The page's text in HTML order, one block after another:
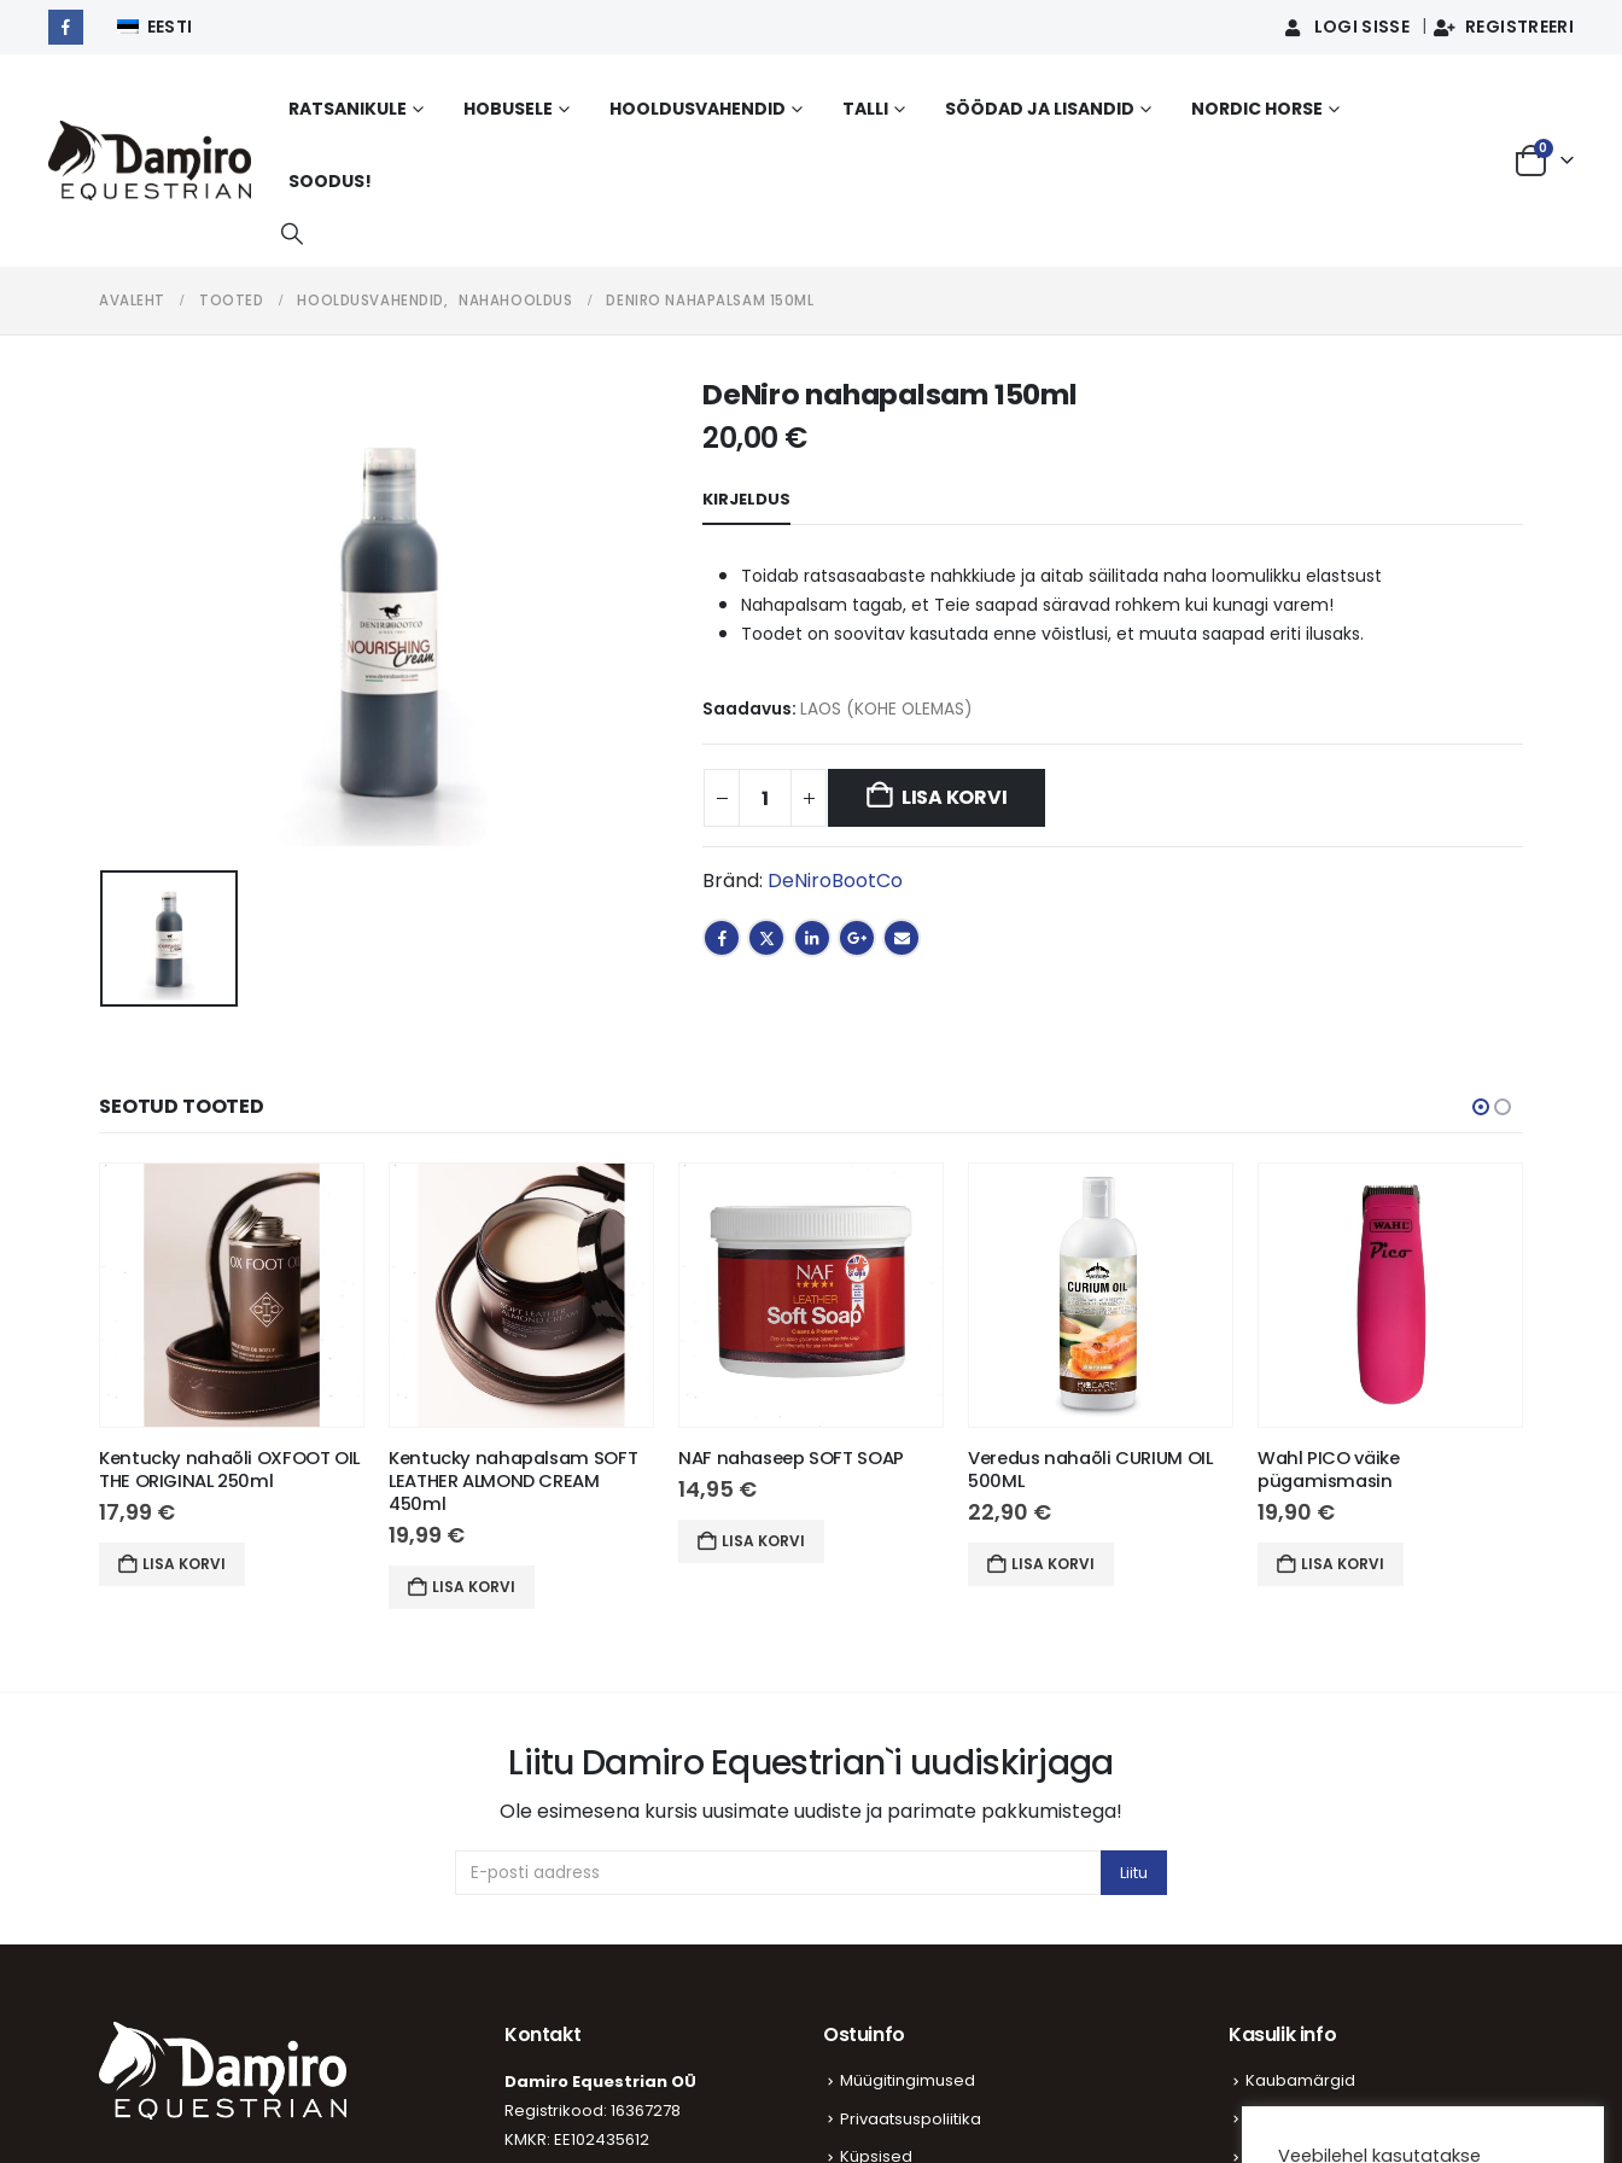
EESTI LOGI SISSE REGISTREERI
RATSANIKULE HOBUSELE HOOLDUSVAHENDID TALLI SÖÖDAD JA LISANDID NORDIC HORSE
SOODUS!
0
AVALEHT TOOTED HOOLDUSVAHENDID, NAHAHOOLDUS DENIRO NAHAPALSAM 150ML
DeNiro nahapalsam 150ml
20,00 €
KIRJELDUS
Toidab ratsasaabaste nahkkiude ja aitab säilitada naha loomulikku elastsust
Nahapalsam tagab, et Teie saapad säravad rohkem kui kunagi varem!
Toodet on soovitav kasutada enne võistlusi, et muuta saapad eriti ilusaks.
Saadavus: LAOS (KOHE OLEMAS)
LISA KORVI
Bränd: DeNiroBootCo
SEOTUD TOOTED
Kentucky nahaõli OXFOOT OIL
THE ORIGINAL 250ml
17,99 €
LISA KORVI
Kentucky nahapalsam SOFT
LEATHER ALMOND CREAM
450ml
19,99 €
LISA KORVI
NAF nahaseep SOFT SOAP
14,95 €
LISA KORVI
Veredus nahaõli CURIUM OIL
500ML
22,90 €
LISA KORVI
Wahl PICO väike
pügamismasin
19,90 €
LISA KORVI
Liitu Damiro Equestrian`i uudiskirjaga
Ole esimesena kursis uusimate uudiste ja parimate pakkumistega!
Kontakt
Damiro Equestrian OÜ
Registrikood: 16367278
KMKR: EE102435612
Ostuinfo
Müügitingimused
Privaatsuspoliitika
Küpsised
Kasulik info
Kaubamärgid
MeistVeebilehel kasutatakse